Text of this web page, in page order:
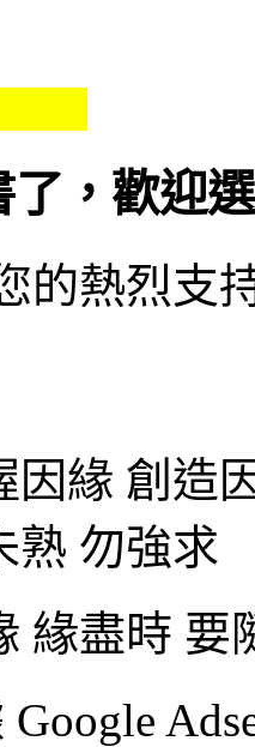
，歡迎
的熱烈支
因緣 創造
熟 勿強求
緣盡時 要